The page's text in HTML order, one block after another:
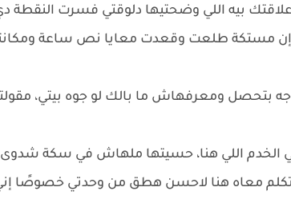
بيه اللي وضحتيها دلوقتي فسرت النقطة
إن مستكة طلعت وقعدت معايا نص ساعة
بتحصل ومعرفهاش ما بالك لو جوه بيتي،
الخدم اللي هنا، حسيتها ملهاش في سكة
اتكلم معاه هنا لاحسن هطق من وحدتي